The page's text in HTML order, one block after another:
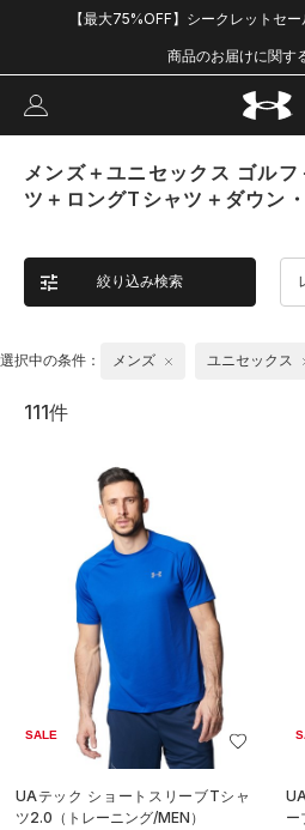
【最大75%OFF】シークレットセ
商品のお届けに関す
メンズ＋ユニセックス ゴル
ツ＋ロングTシャツ＋ダウン
絞り込み検索
選択中の条件： メンズ ユニセックス
111件
SALE
UAテック ショートスリーブTシャ
ツ2.0（トレーニング/MEN）
ー